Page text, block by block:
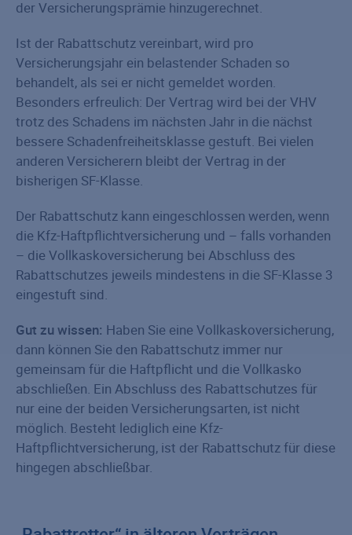
der Versicherungsprämie hinzugerechnet.
Ist der Rabattschutz vereinbart, wird pro
Versicherungsjahr ein belastender Schaden so
behandelt, als sei er nicht gemeldet worden.
Besonders erfreulich: Der Vertrag wird bei der VHV
trotz des Schadens im nächsten Jahr in die nächst
bessere Schadenfreiheitsklasse gestuft. Bei vielen
anderen Versicherern bleibt der Vertrag in der
bisherigen SF-Klasse.
Der Rabattschutz kann eingeschlossen werden, wenn
die Kfz-Haftpflichtversicherung und – falls vorhanden
– die Vollkaskoversicherung bei Abschluss des
Rabattschutzes jeweils mindestens in die SF-Klasse 3
eingestuft sind.
Gut zu wissen: Haben Sie eine Vollkaskoversicherung,
dann können Sie den Rabattschutz immer nur
gemeinsam für die Haftpflicht und die Vollkasko
abschließen. Ein Abschluss des Rabattschutzes für
nur eine der beiden Versicherungsarten, ist nicht
möglich. Besteht lediglich eine Kfz-
Haftpflichtversicherung, ist der Rabattschutz für diese
hingegen abschließbar.